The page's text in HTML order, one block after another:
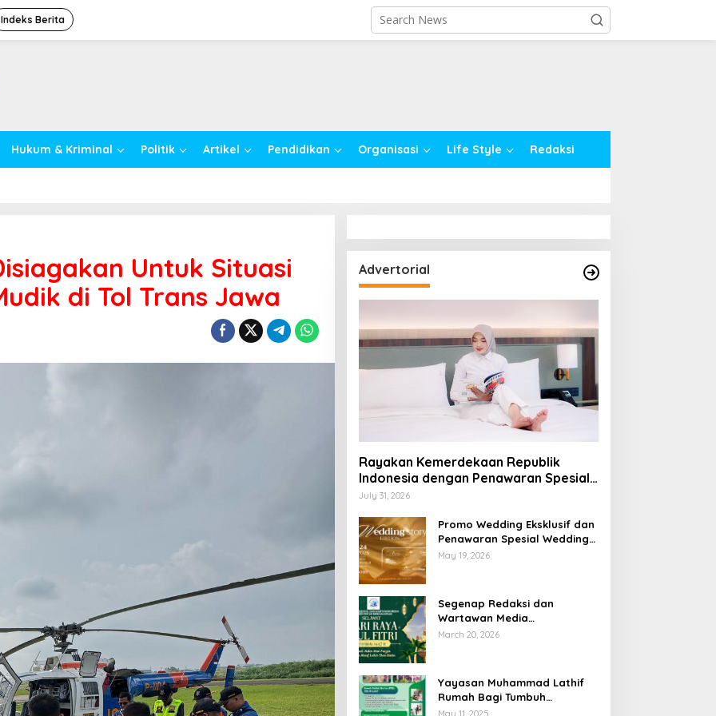
Indeks Berita
Hukum & Kriminal Politik Artikel Pendidikan Organisasi Life Style Redaksi
Untuk Situasi
di Tol Trans Jawa
Advertorial
Rayakan Kemerdekaan Republik
Indonesia dengan Penawaran Spesial
Freedom to Relax di Holiday Inn
July 31, 2026
Promo Wedding Eksklusif dan
Penawaran Spesial Wedding
Story Edition 2026 di Swiss-
May 19, 2026
Segenap Redaksi dan
Wartawan Media
Sumberpintar Mengucapkan
March 20, 2026
Yayasan Muhammad Lathif
Rumah Bagi Tumbuh
Kembangnya Generasi Insani